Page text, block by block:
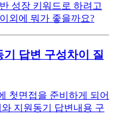
성장 키워드로 하려고
외에 뭐가 좋을까요?
답변 구성차이 질
첫면접을 준비하게 되어
지원동기 답변내용 구